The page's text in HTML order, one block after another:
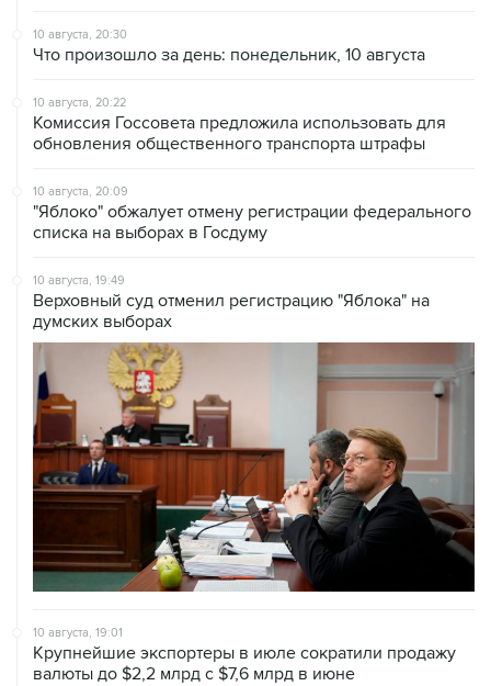
10 августа, 20:30
Что произошло за день: понедельник, 10 августа
10 августа, 20:22
Комиссия Госсовета предложила использовать для
обновления общественного транспорта штрафы
10 августа, 20:09
"Яблоко" обжалует отмену регистрации федерального
списка на выборах в Госдуму
10 августа, 19:49
Верховный суд отменил регистрацию "Яблока" на
думских выборах
10 августа, 19:01
Крупнейшие экспортеры в июле сократили продажу
валюты до $2,2 млрд с $7,6 млрд в июне